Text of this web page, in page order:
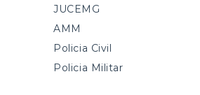
JUCEMG
AMM
Policia Civil
Policia Militar